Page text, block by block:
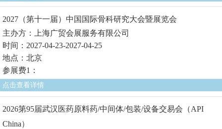
2027（第十一届）中国国际骨科研究大会暨展览会
主办方：上海广贸会展服务有限公司
时间：2027-04-23-2027-04-25
地点：北京
参展费1：
点击查看详情
2026第95届武汉医药原料药/中间体/包装/设备交易会（API
China）